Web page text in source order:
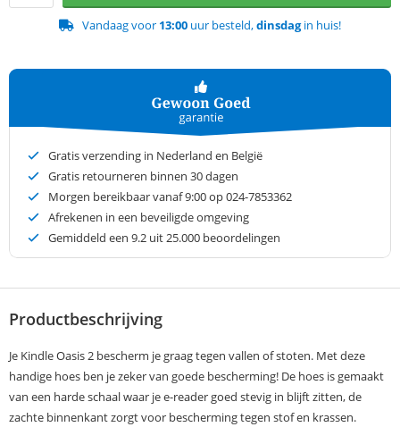
Vandaag voor 13:00 uur besteld,dinsdagin huis!
Gratis verzending in Nederland en België
Gratis retourneren binnen 30 dagen
Morgen bereikbaar vanaf 9:00 op 024-7853362
Afrekenen in een beveiligde omgeving
Gemiddeld een 9.2 uit 25.000 beoordelingen
Productbeschrijving
Je Kindle Oasis 2 bescherm je graag tegen vallen of stoten. Met deze
handige hoes ben je zeker van goede bescherming! De hoes is gemaakt
van een harde schaal waar je e-reader goed stevig in blijft zitten, de
zachte binnenkant zorgt voor bescherming tegen stof en krassen.